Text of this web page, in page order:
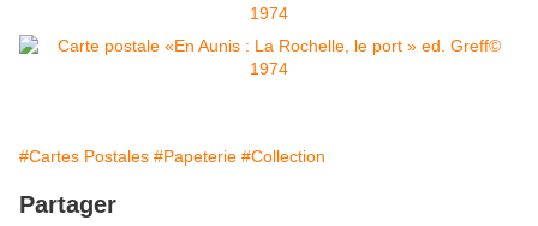
#Cartes Postales #Papeterie #Collection
Partager